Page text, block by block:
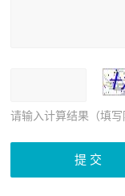
请输入计算结果（填